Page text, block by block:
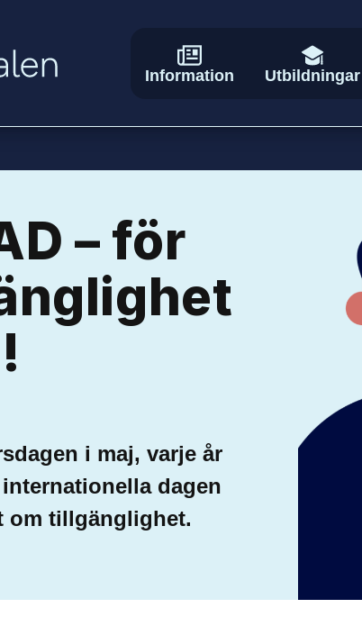
Information Utbildningar
– för
i maj, varje år
dagen
om tillgänglighet.